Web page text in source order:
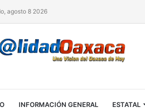
agosto 8 2026
INFORMACIÓN GENERAL ESTATAL